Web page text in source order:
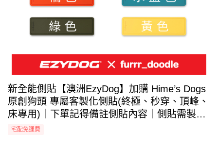
新全能側貼【澳洲EzyDog】加購 Hime’s Dogs
原創狗頭 專屬客製化側貼(終極、秒穿、頂峰、
床專用)｜下單記得備註側貼內容｜側貼需製作
30天
宅配免運費